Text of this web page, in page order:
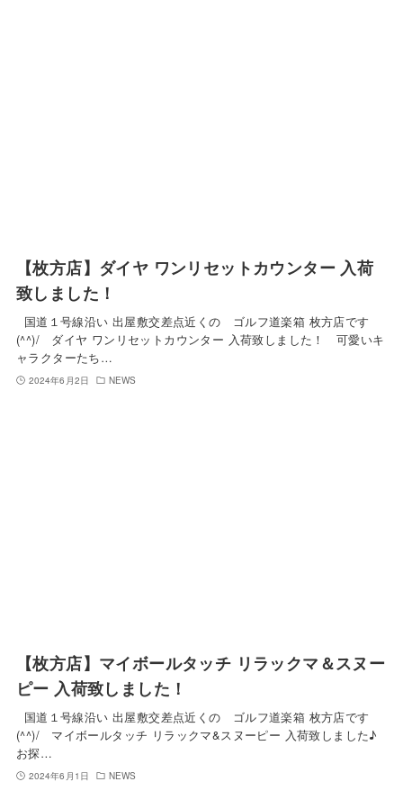
【枚方店】ダイヤ ワンリセットカウンター 入荷
致しました！
国道１号線沿い 出屋敷交差点近くの ゴルフ道楽箱 枚方店です
(^^)/ ダイヤ ワンリセットカウンター 入荷致しました！ 可愛いキ
ャラクターたち…
2024年6月2日 NEWS
【枚方店】マイボールタッチ リラックマ＆スヌー
ピー 入荷致しました！
国道１号線沿い 出屋敷交差点近くの ゴルフ道楽箱 枚方店です
(^^)/ マイボールタッチ リラックマ&スヌーピー 入荷致しました♪
お探…
2024年6月1日 NEWS